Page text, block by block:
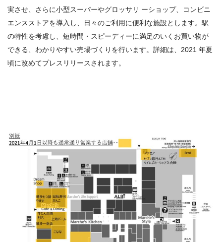
実させ、さらに小型スーパーやグロッサリ ーショップ、コンビニ
エンスストアを導入し、日々のご利用に便利な施設とします。駅
の特性を考慮し、短時間・スピーディーに満足のいくお買い物が
できる、わかりやすい売場づくりを行います。詳細は、2021 年夏
頃に改めてプレスリリースされます。